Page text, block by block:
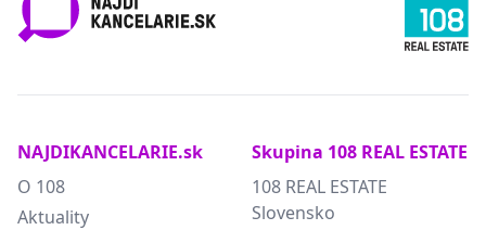
NAJDIKANCELARIE.sk
O 108
Aktuality
Skupina 108 REAL ESTATE
108 REAL ESTATE
Slovensko